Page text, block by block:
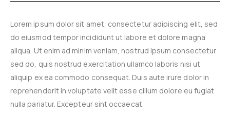
Lorem ipsum dolor sit amet, consectetur adipiscing elit, sed
do eiusmod tempor incididunt ut labore et dolore magna
aliqua. Ut enim ad minim veniam, nostrud ipsum consectetur
sed do, quis nostrud exercitation ullamco laboris nisi ut
aliquip ex ea commodo consequat. Duis aute irure dolor in
reprehenderit in voluptate velit esse cillum dolore eu fugiat
nulla pariatur. Excepteur sint occaecat.